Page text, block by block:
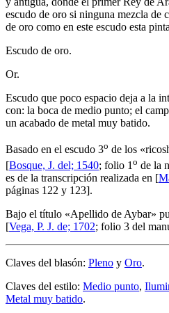
escudo de oro si ninguna mezcla de
de oro como en este escudo esta
Escudo de oro.
Or.
Escudo que poco espacio deja a la
con: la boca de medio punto; el
un acabado de metal muy batido.
Basado en el escudo 3o de los «
[Bosque, J. del; 1540; folio 1 o de la
es de la transcripción realizada en [
páginas 122 y 123].
Bajo el título «Apellido de Aybar»
[Vega, P. J. de; 1702; folio 3 del
Claves del blasón: Pleno y Oro.
Claves del estilo: Medio punto,
Metal muy batido.